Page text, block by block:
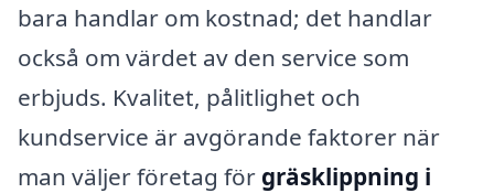
bara handlar om kostnad; det handlar
också om värdet av den service som
erbjuds. Kvalitet, pålitlighet och
kundservice är avgörande faktorer när
man väljer företag för gräsklippning i